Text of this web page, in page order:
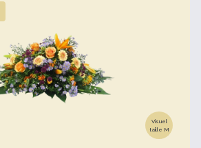
Visuel
taille M